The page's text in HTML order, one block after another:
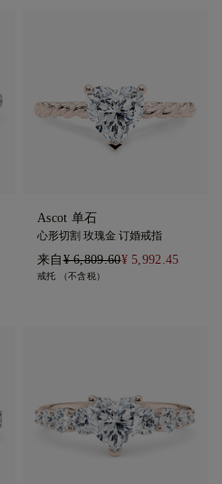
Ascot 单石
心形切割 玫瑰金 订婚戒指
来自¥ 6,809.60¥ 5,992.45
戒托 （不含税）